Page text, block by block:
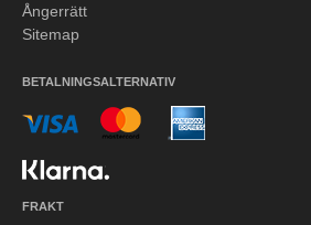
Ångerrätt
Sitemap
BETALNINGSALTERNATIV
FRAKT